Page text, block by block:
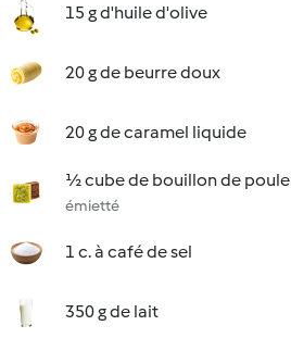
15 g d'huile d'olive
20 g de beurre doux
20 g de caramel liquide
½ cube de bouillon de poule
émietté
1 c. à café de sel
350 g de lait